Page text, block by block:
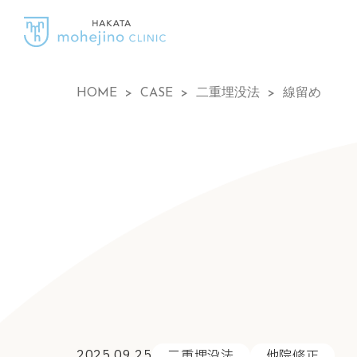
HOME > CASE > 二重埋没法 > 線留め